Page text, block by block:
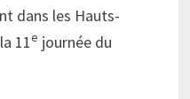
dans les Hauts-
11e journée du